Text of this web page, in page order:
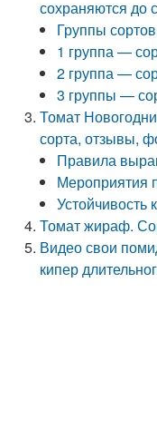
сохраняются до
Группы
1 группа —
2 группа —
3 группы —
Томат
сорта, отзывы,
Правила
Мероприятия
Устойчивость
Томат жираф.
Видео свои
кипер